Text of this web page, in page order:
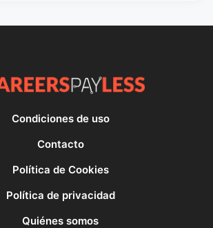
Condiciones de uso
Contacto
Política de Cookies
Política de privacidad
Quiénes somos